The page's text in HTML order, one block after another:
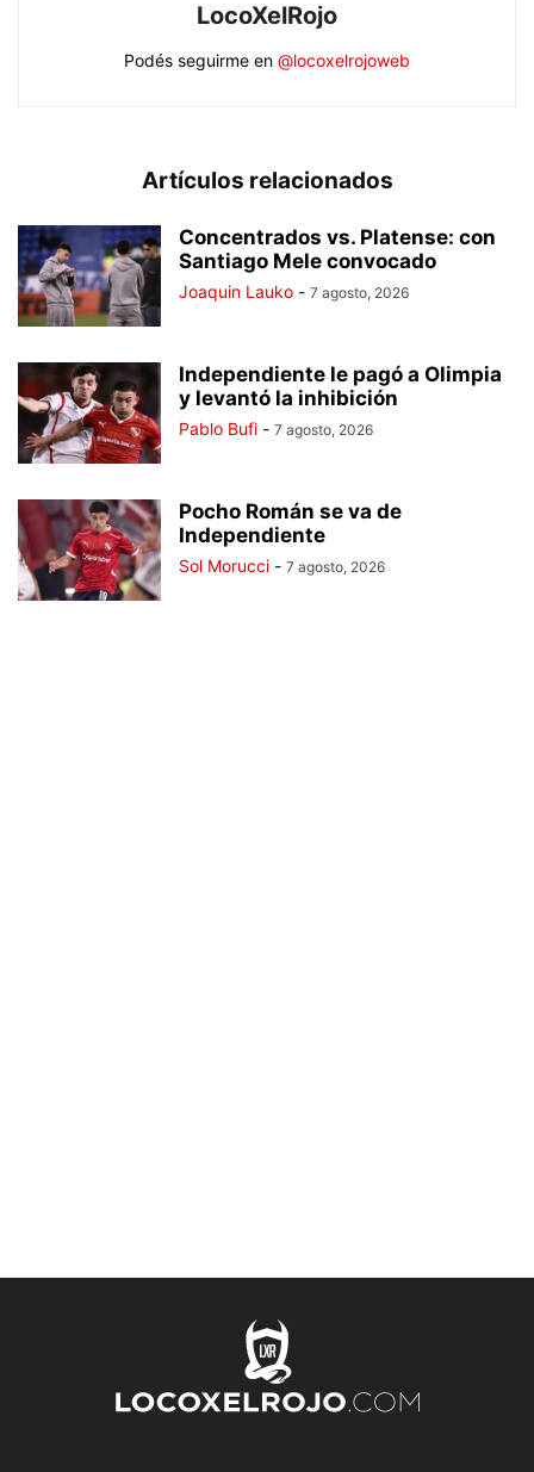
LocoXelRojo
Podés seguirme en @locoxelrojoweb
Artículos relacionados
Concentrados vs. Platense: con
Santiago Mele convocado
Joaquin Lauko - 7 agosto, 2026
Independiente le pagó a Olimpia
y levantó la inhibición
Pablo Bufi - 7 agosto, 2026
Pocho Román se va de
Independiente
Sol Morucci - 7 agosto, 2026